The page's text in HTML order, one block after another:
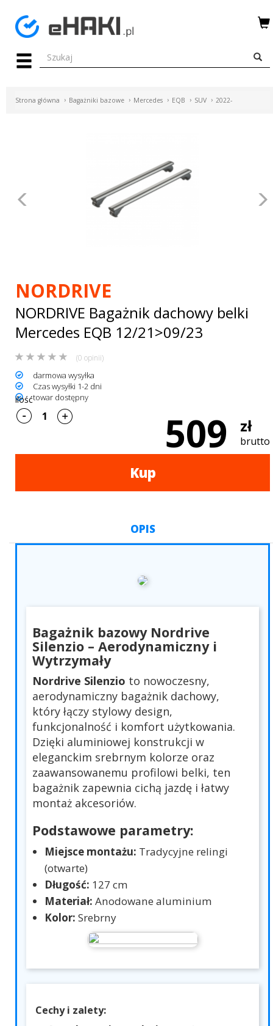
Menu
HAKI
BOXY
AKCESORIA
SPORTOWE
Turystyka
Przyczepy
samochodowe
Strona główna Bagażniki bazowe Mercedes EQB SUV 2022-
Poprzednie
NORDRIVE
NORDRIVE Bagażnik dachowy belki
Mercedes EQB 12/21>09/23
(0 opinii)
darmowa wysyłka
Czas wysyłki 1-2 dni
towar dostępny
509 zł
brutto
ilość
Kup
OPIS
Bagażnik bazowy Nordrive
Silenzio – Aerodynamiczny i
Wytrzymały
Nordrive Silenzio to nowoczesny,
aerodynamiczny bagażnik dachowy,
który łączy stylowy design,
funkcjonalność i komfort użytkowania.
Dzięki aluminiowej konstrukcji w
eleganckim srebrnym kolorze oraz
zaawansowanemu profilowi belki, ten
bagażnik zapewnia cichą jazdę i łatwy
montaż akcesoriów.
Podstawowe parametry:
Miejsce montażu: Tradycyjne relingi
(otwarte)
Długość: 127 cm
Materiał: Anodowane aluminium
Kolor: Srebrny
Cechy i zalety: